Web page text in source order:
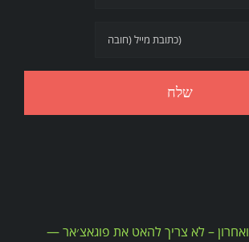
מאמר מספר 6 ואחרון – לא צריך להאט את פוגאצ׳אר —